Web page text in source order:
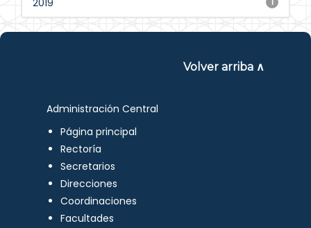
2019
Volver arriba ∧
Administración Central
Página principal
Rectoría
Secretarios
Direcciones
Coordinaciones
Facultades